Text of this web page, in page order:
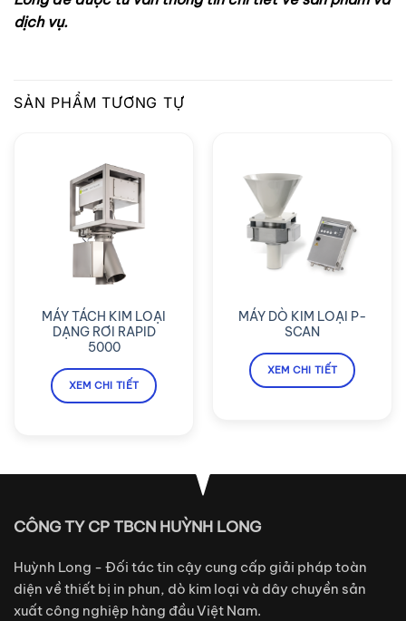
dịch vụ.
SẢN PHẨM TƯƠNG TỰ
MÁY TÁCH KIM LOẠI
DẠNG RƠI RAPID
5000
XEM CHI TIẾT
MÁY DÒ KIM LOẠI P-
SCAN
XEM CHI TIẾT
CÔNG TY CP TBCN HUỲNH LONG
Huỳnh Long - Đối tác tin cậy cung cấp giải pháp toàn
diện về thiết bị in phun, dò kim loại và dây chuyền sản
xuất công nghiệp hàng đầu Việt Nam.